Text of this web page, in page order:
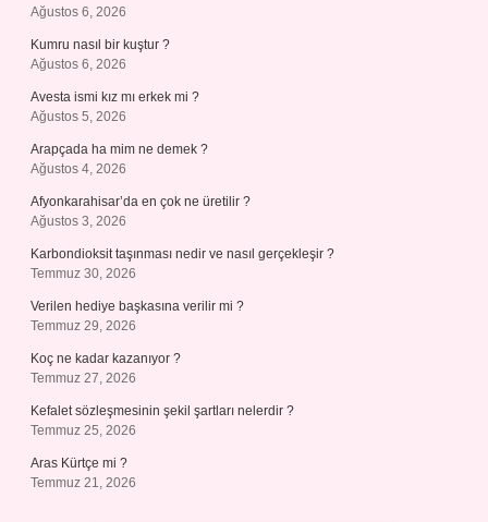
Ağustos 6, 2026
Kumru nasıl bir kuştur ?
Ağustos 6, 2026
Avesta ismi kız mı erkek mi ?
Ağustos 5, 2026
Arapçada ha mim ne demek ?
Ağustos 4, 2026
Afyonkarahisar’da en çok ne üretilir ?
Ağustos 3, 2026
Karbondioksit taşınması nedir ve nasıl gerçekleşir ?
Temmuz 30, 2026
Verilen hediye başkasına verilir mi ?
Temmuz 29, 2026
Koç ne kadar kazanıyor ?
Temmuz 27, 2026
Kefalet sözleşmesinin şekil şartları nelerdir ?
Temmuz 25, 2026
Aras Kürtçe mi ?
Temmuz 21, 2026